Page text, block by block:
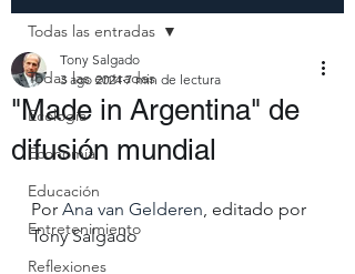
Todas las entradas
Ecología
Economía
Educación
Entretenimiento
Reflexiones
Todas las entradas
"Made in Argentina" de
difusión mundial
Tony Salgado
3 ago 2024 7 min de lectura
Por Ana van Gelderen, editado por
Tony Salgado